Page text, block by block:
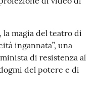
magia del teatro di
ingannata”, una
di resistenza al
del potere e di